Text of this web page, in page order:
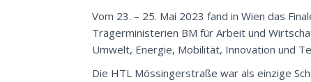
Vom 23. – 25. Mai 2023 fand in Wien das
Trägerministerien BM für Arbeit und
Umwelt, Energie, Mobilität, Innovation und
Die HTL Mössingerstraße war als einzige